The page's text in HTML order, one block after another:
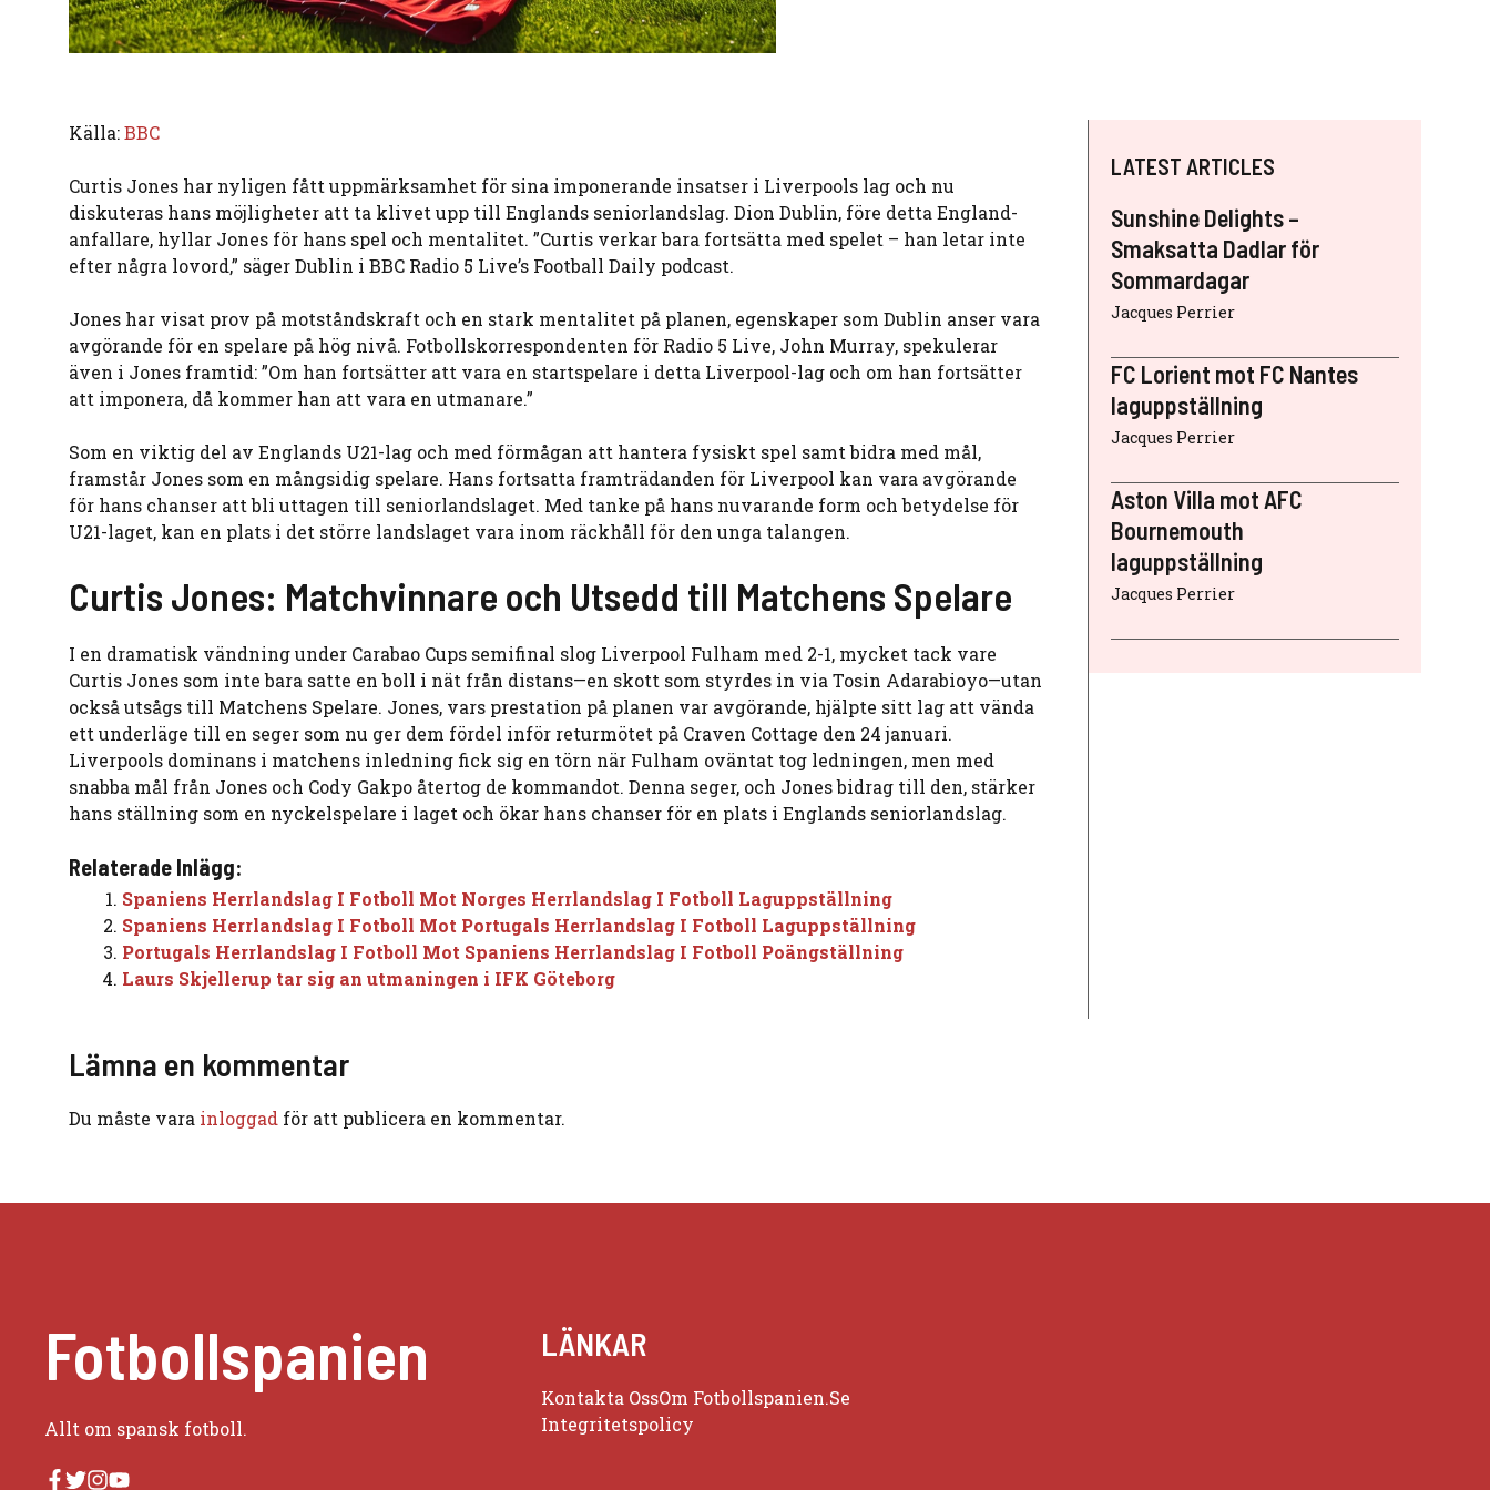
Källa:BBC
Curtis Jones har nyligen fått uppmärksamhet för sina imponerande insatser i Liverpools lag och nu
diskuteras hans möjligheter att ta klivet upp till Englands seniorlandslag. Dion Dublin, före detta England-
anfallare, hyllar Jones för hans spel och mentalitet. ”Curtis verkar bara fortsätta med spelet – han letar inte
efter några lovord,” säger Dublin i BBC Radio 5 Live’s Football Daily podcast.
Jones har visat prov på motståndskraft och en stark mentalitet på planen, egenskaper som Dublin anser vara
avgörande för en spelare på hög nivå. Fotbollskorrespondenten för Radio 5 Live, John Murray, spekulerar
även i Jones framtid: ”Om han fortsätter att vara en startspelare i detta Liverpool-lag och om han fortsätter
att imponera, då kommer han att vara en utmanare.”
Som en viktig del av Englands U21-lag och med förmågan att hantera fysiskt spel samt bidra med mål,
framstår Jones som en mångsidig spelare. Hans fortsatta framträdanden för Liverpool kan vara avgörande
för hans chanser att bli uttagen till seniorlandslaget. Med tanke på hans nuvarande form och betydelse för
U21-laget, kan en plats i det större landslaget vara inom räckhåll för den unga talangen.
Curtis Jones: Matchvinnare och Utsedd till Matchens Spelare
I en dramatisk vändning under Carabao Cups semifinal slog Liverpool Fulham med 2-1, mycket tack vare
Curtis Jones som inte bara satte en boll i nät från distans—en skott som styrdes in via Tosin Adarabioyo—utan
också utsågs till Matchens Spelare. Jones, vars prestation på planen var avgörande, hjälpte sitt lag att vända
ett underläge till en seger som nu ger dem fördel inför returmötet på Craven Cottage den 24 januari.
Liverpools dominans i matchens inledning fick sig en törn när Fulham oväntat tog ledningen, men med
snabba mål från Jones och Cody Gakpo återtog de kommandot. Denna seger, och Jones bidrag till den, stärker
hans ställning som en nyckelspelare i laget och ökar hans chanser för en plats i Englands seniorlandslag.
Relaterade Inlägg:
Spaniens Herrlandslag I Fotboll Mot Norges Herrlandslag I Fotboll Laguppställning
Spaniens Herrlandslag I Fotboll Mot Portugals Herrlandslag I Fotboll Laguppställning
Portugals Herrlandslag I Fotboll Mot Spaniens Herrlandslag I Fotboll Poängställning
Laurs Skjellerup tar sig an utmaningen i IFK Göteborg
LATEST ARTICLES
Sunshine Delights –
Smaksatta Dadlar för
Sommardagar
Jacques Perrier
FC Lorient mot FC Nantes
laguppställning
Jacques Perrier
Aston Villa mot AFC
Bournemouth
laguppställning
Jacques Perrier
Lämna en kommentar
Du måste vara inloggad för att publicera en kommentar.
Fotbollspanien
Allt om spansk fotboll.
LÄNKAR
Kontakta OssOm Fotbollspanien.se
Integritetspolicy